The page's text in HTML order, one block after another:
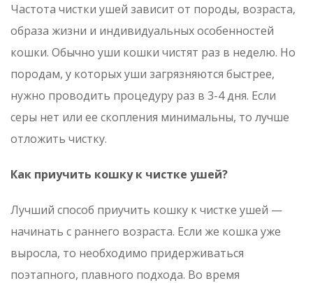
Частота чистки ушей зависит от породы, возраста,
образа жизни и индивидуальных особенностей
кошки. Обычно уши кошки чистят раз в неделю. Но
породам, у которых уши загрязняются быстрее,
нужно проводить процедуру раз в 3-4 дня. Если
серы нет или ее скопления минимальны, то лучше
отложить чистку.
Как приучить кошку к чистке ушей?
Лучший способ приучить кошку к чистке ушей —
начинать с раннего возраста. Если же кошка уже
выросла, то необходимо придерживаться
поэтапного, плавного подхода. Во время